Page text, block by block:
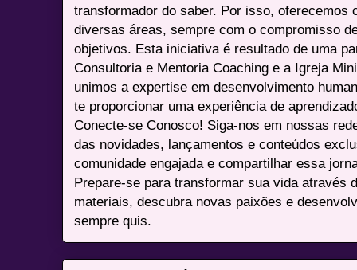
transformador do saber. Por isso, oferecemos
diversas áreas, sempre com o compromisso
objetivos. Esta iniciativa é resultado de uma
Consultoria e Mentoria Coaching e a Igreja
unimos a expertise em desenvolvimento
te proporcionar uma experiência de
Conecte-se Conosco! Siga-nos em nossas
das novidades, lançamentos e conteúdos
comunidade engajada e compartilhar essa
Prepare-se para transformar sua vida através
materiais, descubra novas paixões e
sempre quis.